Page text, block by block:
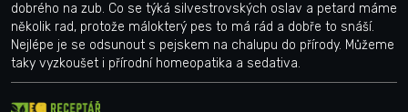
dobrého na zub. Co se týká silvestrovských oslav a petard máme
několik rad, protože málokterý pes to má rád a dobře to snáší.
Nejlépe je se odsunout s pejskem na chalupu do přírody. Můžeme
taky vyzkoušet i přírodní homeopatika a sedativa.